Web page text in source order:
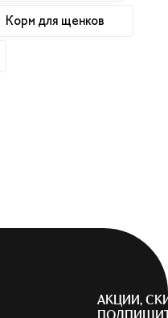
Корм для щенков
АКЦИИ,